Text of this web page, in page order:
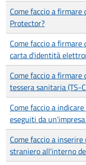
Come faccio a
Protector?
Come faccio a
carta d'identità
Come faccio a
tessera sanitaria (TS-
Come faccio a
eseguiti da
Come faccio a
straniero all'interno